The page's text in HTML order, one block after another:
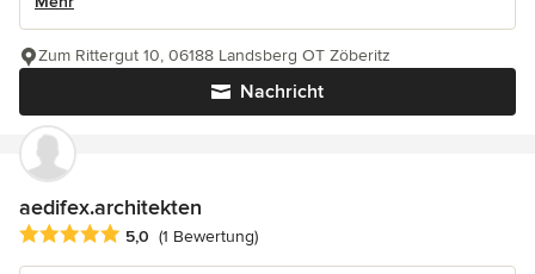
Nachricht
Zum Rittergut 10, 06188 Landsberg OT Zöberitz
aedifex.architekten
Durchschnittliche Bewertung: 5 von 5 Sternen
5,0 (1 Bewertung)